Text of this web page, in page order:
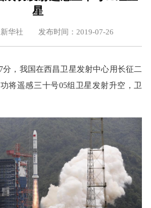
星
新华社 发布时间：2019-07-26
分，我国在西昌卫星发射中心用长征二
将遥感三十号05组卫星发射升空，卫